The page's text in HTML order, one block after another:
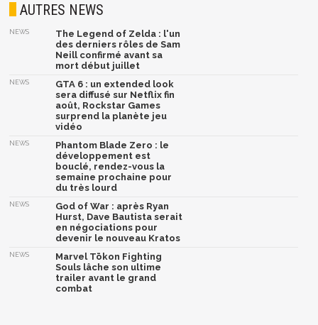
AUTRES NEWS
NEWS
The Legend of Zelda : l'un
des derniers rôles de Sam
Neill confirmé avant sa
mort début juillet
NEWS
GTA 6 : un extended look
sera diffusé sur Netflix fin
août, Rockstar Games
surprend la planète jeu
vidéo
NEWS
Phantom Blade Zero : le
développement est
bouclé, rendez-vous la
semaine prochaine pour
du très lourd
NEWS
God of War : après Ryan
Hurst, Dave Bautista serait
en négociations pour
devenir le nouveau Kratos
NEWS
Marvel Tōkon Fighting
Souls lâche son ultime
trailer avant le grand
combat